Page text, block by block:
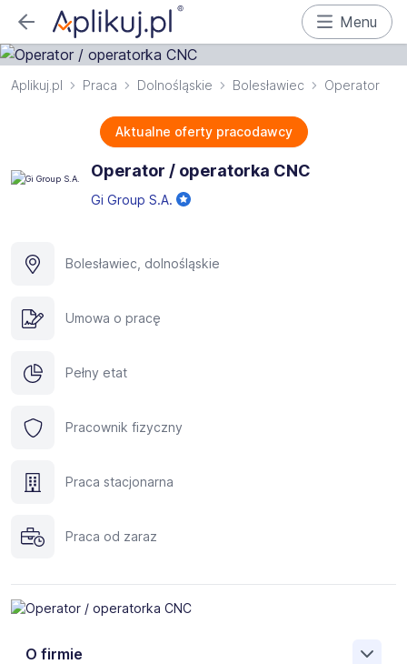
Menu
Aplikuj.pl Praca Dolnośląskie Bolesławiec Operator
Aktualne oferty pracodawcy
Operator / operatorka CNC
Gi Group S.A.
Bolesławiec, dolnośląskie
Umowa o pracę
Pełny etat
Pracownik fizyczny
Praca stacjonarna
Praca od zaraz
O firmie